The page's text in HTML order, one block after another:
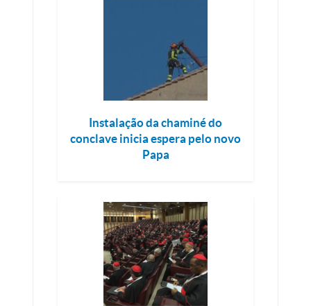
Instalação da chaminé do
conclave inicia espera pelo novo
Papa